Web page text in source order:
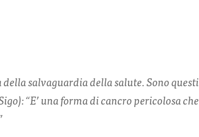
salvaguardia della salute. Sono questi
“E’ una forma di cancro pericolosa che